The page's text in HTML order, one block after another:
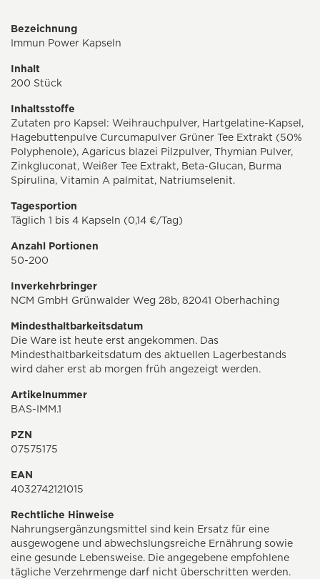
Bezeichnung
Immun Power Kapseln
Inhalt
200 Stück
Inhaltsstoffe
Zutaten pro Kapsel: Weihrauchpulver, Hartgelatine-Kapsel,
Hagebuttenpulve Curcumapulver Grüner Tee Extrakt (50%
Polyphenole), Agaricus blazei Pilzpulver, Thymian Pulver,
Zinkgluconat, Weißer Tee Extrakt, Beta-Glucan, Burma
Spirulina, Vitamin A palmitat, Natriumselenit.
Tagesportion
Täglich 1 bis 4 Kapseln (0,14 €/Tag)
Anzahl Portionen
50-200
Inverkehrbringer
NCM GmbH Grünwalder Weg 28b, 82041 Oberhaching
Mindesthaltbarkeitsdatum
Die Ware ist heute erst angekommen. Das
Mindesthaltbarkeitsdatum des aktuellen Lagerbestands
wird daher erst ab morgen früh angezeigt werden.
Artikelnummer
BAS-IMM.1
PZN
07575175
EAN
4032742121015
Rechtliche Hinweise
Nahrungsergänzungsmittel sind kein Ersatz für eine
ausgewogene und abwechslungsreiche Ernährung sowie
eine gesunde Lebensweise. Die angegebene empfohlene
tägliche Verzehrmenge darf nicht überschritten werden.